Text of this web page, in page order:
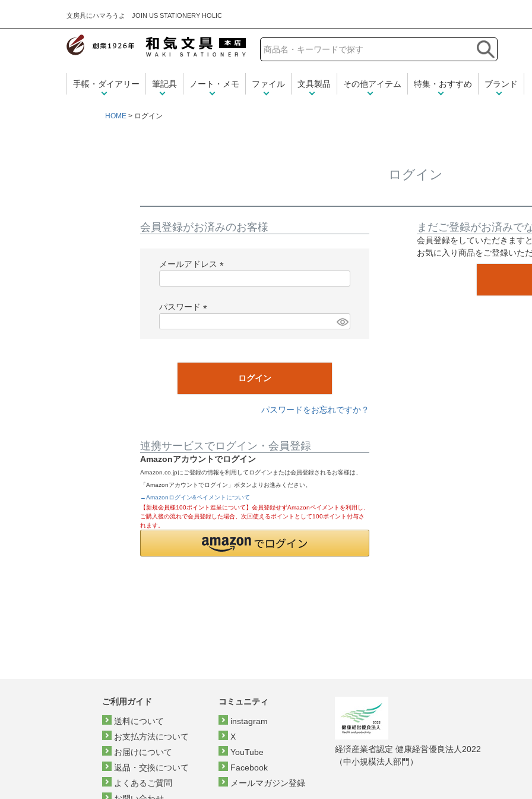
文房具にハマろうよ JOIN US STATIONERY HOLIC
和気文具
手帳・ダイアリー 筆記具 ノート・メモ ファイル 文具製品 その他アイテム 特集・おすすめ ブランド
HOME ログイン
ログイン
会員登録がお済みのお客様
メールアドレス
)
パスワード
ログイン
パスワードをお忘れですか？
連携サービスでログイン・会員登録
Amazonアカウントでログイン
Amazon.co.jpにご登録の情報を利用してログインまたは会員登録されるお客様は、
「Amazonアカウントでログイン」ボタンよりお進みください。
→Amazonログイン&ペイメントについて
【新規会員様100ポイント進呈について】会員登録せずAmazonペイメントを利用し、
ご購入後の流れで会員登録した場合、次回使えるポイントとして100ポイント付与さ
れます。
まだご登録がお済みで
会員登録をしていただきます
お気に入り商品をご登録いた
ご利用ガイド
送料について
お支払方法について
お届けについて
返品・交換について
よくあるご質問
コミュニティ
instagram
X
YouTube
Facebook
メールマガジン登録
経済産業省認定 健康経営優良法人2022
（中小規模法人部門）